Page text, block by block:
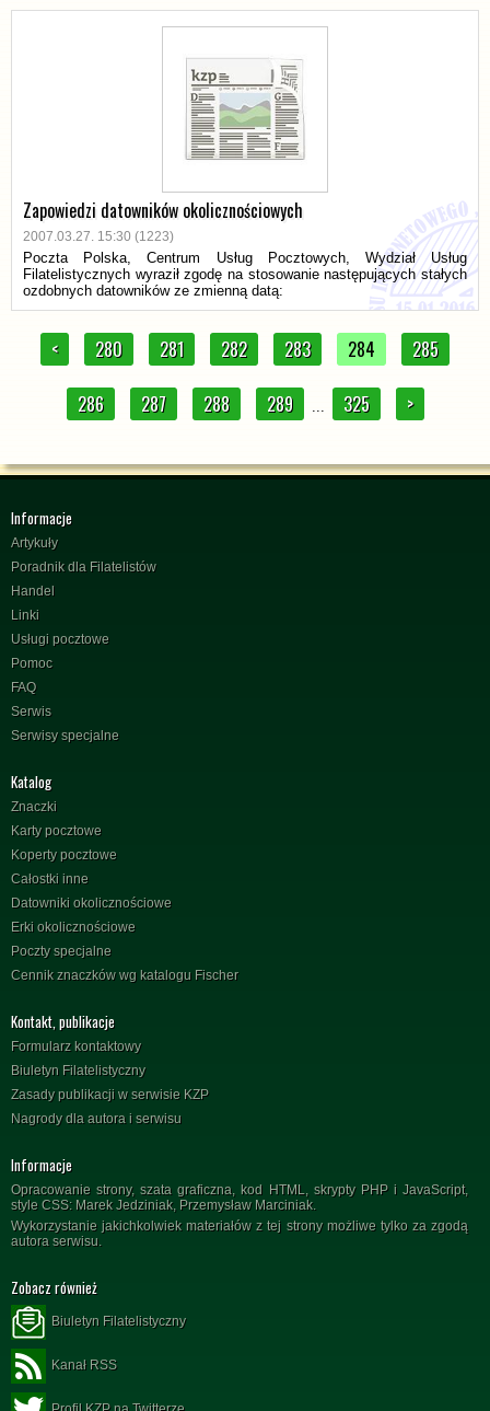
Zapowiedzi datowników okolicznościowych
2007.03.27. 15:30 (1223)
Poczta Polska, Centrum Usług Pocztowych, Wydział Usług
Filatelistycznych wyraził zgodę na stosowanie następujących stałych
ozdobnych datowników ze zmienną datą:
< 280 281 282 283 284 285
286 287 288 289 ... 325 >
Informacje
Artykuły
Poradnik dla Filatelistów
Handel
Linki
Usługi pocztowe
Pomoc
FAQ
Serwis
Serwisy specjalne
Katalog
Znaczki
Karty pocztowe
Koperty pocztowe
Całostki inne
Datowniki okolicznościowe
Erki okolicznościowe
Poczty specjalne
Cennik znaczków wg katalogu Fischer
Kontakt, publikacje
Formularz kontaktowy
Biuletyn Filatelistyczny
Zasady publikacji w serwisie KZP
Nagrody dla autora i serwisu
Informacje
Opracowanie strony, szata graficzna, kod HTML, skrypty PHP i JavaScript,
style CSS: Marek Jedziniak, Przemysław Marciniak.
Wykorzystanie jakichkolwiek materiałów z tej strony możliwe tylko za zgodą
autora serwisu.
Zobacz również
Biuletyn Filatelistyczny
Kanał RSS